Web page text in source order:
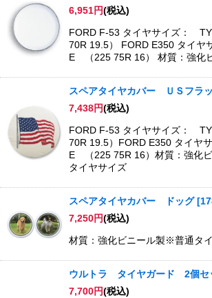
並び順
絞り込む
6,951円(税込)
FORD F-53 タイヤサイズ：
70R 19.5） FORD E350 タイ
E （225 75R 16） 材質：強化
スペアタイヤカバー ＵＳフラ
7,438円(税込)
FORD F-53 タイヤサイズ：
70R 19.5）FORD E350 タイヤ
E （225 75R 16）材質：強化
タイヤサイズ
スペアタイヤカバー ドッグ [
7,250円(税込)
材質：強化ビニール製※普通タ
ウルトラ タイヤガード 2個セ
7,700円(税込)